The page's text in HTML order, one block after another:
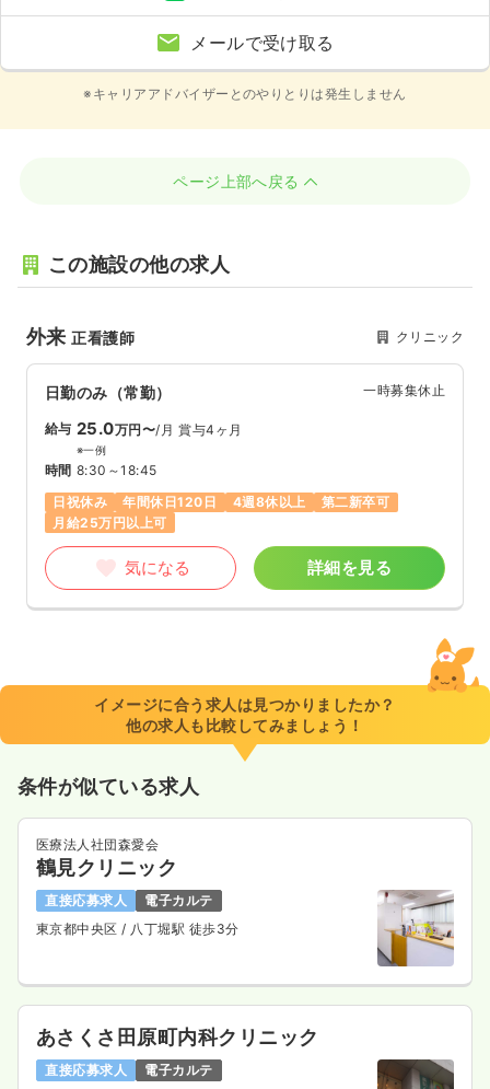
メールで受け取る
※キャリアアドバイザーとのやりとりは発生しません
ページ上部へ戻る
この施設の他の求人
外来正看護師 クリニック
日勤のみ（常勤） 一時募集休止
給与 25.0万円〜/月 賞与4ヶ月
※一例
時間 8:30～18:45
日祝休み
年間休日120日 4週8休以上
第二新卒可
月給25万円以上可
気になる 詳細を見る
イメージに合う求人は見つかりましたか？
他の求人も比較してみましょう！
条件が似ている求人
医療法人社団森愛会
鶴見クリニック
直接応募求人
電子カルテ
東京都中央区/ 八丁堀駅 徒歩3分
あさくさ田原町内科クリニック
直接応募求人
電子カルテ